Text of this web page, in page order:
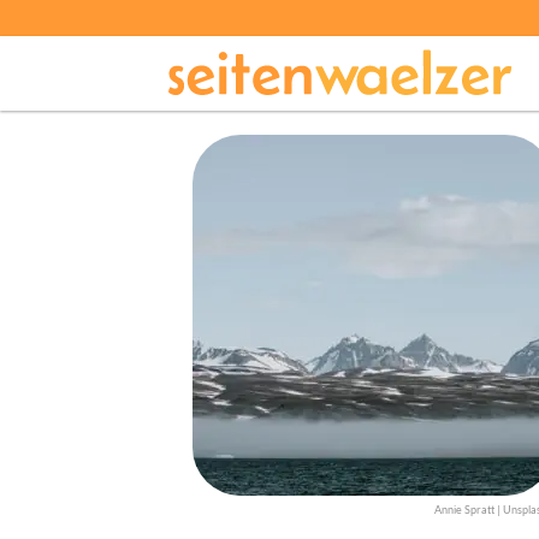
Annie Spratt |